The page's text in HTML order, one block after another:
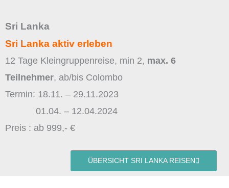
Sri Lanka
Sri Lanka aktiv erleben
12 Tage Kleingruppenreise, min 2, max. 6
Teilnehmer, ab/bis Colombo
Termin: 18.11. – 29.11.2023
01.04. – 12.04.2024
Preis : ab 999,- €
ÜBERSICHT SRI LANKA REISEN